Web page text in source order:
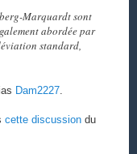
Marquardt sont
abordée par
standard,
Dam2227.
cette discussiondu